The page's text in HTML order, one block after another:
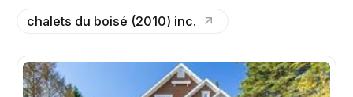
chalets du boisé (2010) inc.